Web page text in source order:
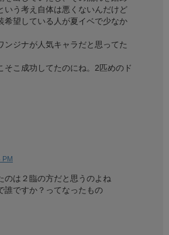
いう考え自体は悪くないんだけど
希望している人が夏イベで少なか
ンジナが人気キャラだと思ってた
そこ成功してたのにね。2匹めのド
のは２臨の方だと思うのよね
誰ですか？ってなったもの